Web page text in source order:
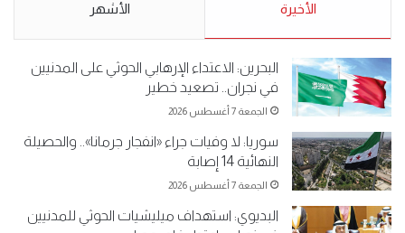
الأخيرة الأشهر
البحرين: الاعتداء الإرهابي الحوثي على المدنيين
في نجران.. تصعيد خطير
الجمعة 7 أغسطس 2026
سوريا: لا وفيات جراء «انفجار جرمانا».. والحصيلة
النهائية 14 إصابة
الجمعة 7 أغسطس 2026
البديوي: استهداف ميليشيات الحوثي للمدنيين